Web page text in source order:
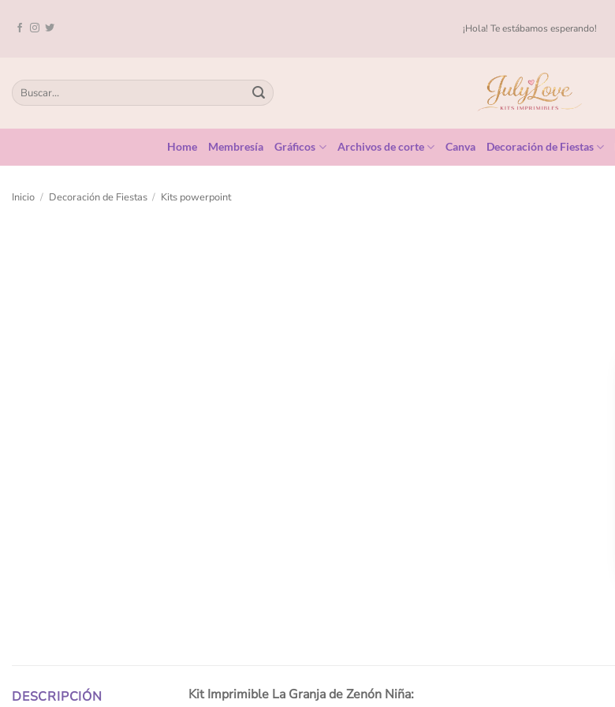
¡Hola! Te estábamos esperando!
Home Membresía Gráficos Archivos de corte Canva Decoración de Fiestas
Inicio / Decoración de Fiestas / Kits powerpoint
DESCRIPCIÓN Kit Imprimible La Granja de Zenón Niña: